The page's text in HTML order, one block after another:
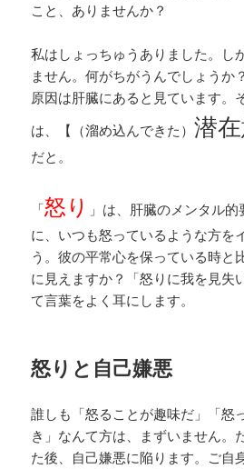
こと、ありませんか？
私はしょっちゅうありました。し
ません。何がちがうんでしょうか
原因は肝臓にあると見ています。
は、【（溜め込んできた） 潜
だと。
「怒り 」は、肝臓のメンタル
に、いつも怒っているような方を
う。彼の平常心を保っている時と
に見えますか？「怒りに我を見失
て言葉をよく耳にします。
怒りと自己嫌悪
誰しも「怒ることが趣味だ」「怒
き」なんて方は、まずいません。
た後、自己嫌悪に陥ります。ご自